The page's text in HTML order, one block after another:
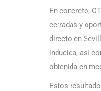
En concreto,
cerradas y
directo en
inducida, así
obtenida en
Estos